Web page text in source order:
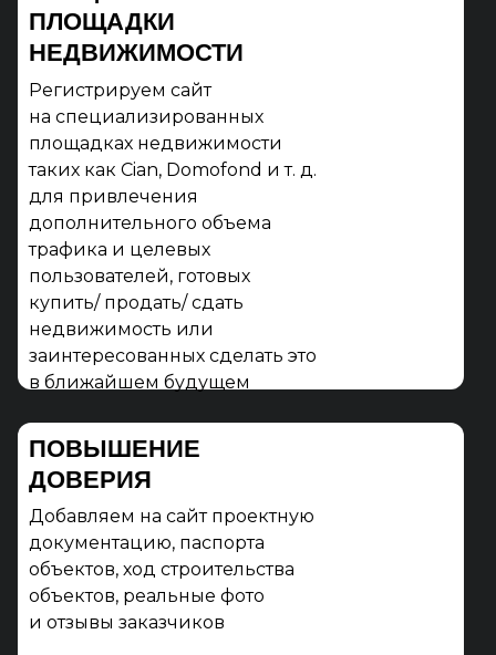
ПЛОЩАДКИ
НЕДВИЖИМОСТИ
Регистрируем сайт
на специализированных
площадках недвижимости
таких как Cian, Domofond и т. д.
для привлечения
дополнительного объема
трафика и целевых
пользователей, готовых
купить/ продать/ сдать
недвижимость или
заинтересованных сделать это
в ближайшем будущем
ПОВЫШЕНИЕ
ДОВЕРИЯ
Добавляем на сайт проектную
документацию, паспорта
объектов, ход строительства
объектов, реальные фото
и отзывы заказчиков